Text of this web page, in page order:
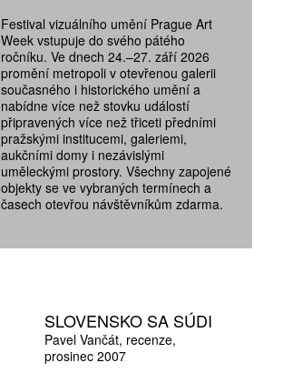
Festival vizuálního umění Prague Art
Week vstupuje do svého pátého
ročníku. Ve dnech 24.–27. září 2026
promění metropoli v otevřenou galerii
současného i historického umění a
nabídne více než stovku událostí
připravených více než třiceti předními
pražskými institucemi, galeriemi,
aukčními domy i nezávislými
uměleckými prostory. Všechny zapojené
objekty se ve vybraných termínech a
časech otevřou návštěvníkům zdarma.
SLOVENSKO SA SÚDI
Pavel Vančát recenze
prosinec 2007